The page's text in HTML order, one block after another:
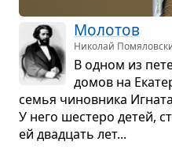
Моло­тов
Николай
В одном из
домов на
семья чинов­ника
У него шестеро детей,
ей два­дцать лет...